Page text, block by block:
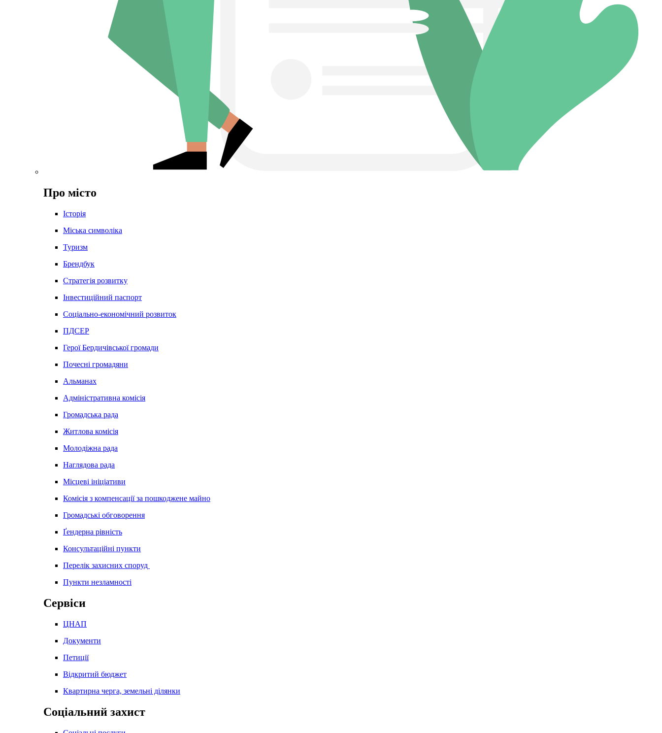
Про місто
Історія
Міська символіка
Туризм
Брендбук
Стратегія розвитку
Інвестиційний паспорт
Соціально-економічний розвиток
ПДСЕР
Герої Бердичівської громади
Почесні громадяни
Альманах
Адміністративна комісія
Громадська рада
Житлова комісія
Молодіжна рада
Наглядова рада
Місцеві ініціативи
Комісія з компенсації за пошкоджене майно
Громадські обговорення
Ґендерна рівність
Консультаційні пункти
Перелік захисних споруд
Пункти незламності
Сервіси
ЦНАП
Документи
Петиції
Відкритий бюджет
Квартирна черга, земельні ділянки
Соціальний захист